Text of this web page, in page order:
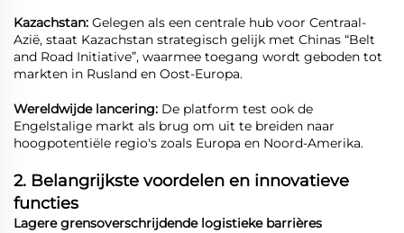
Kazachstan: Gelegen als een centrale hub voor Centraal-
Azië, staat Kazachstan strategisch gelijk met Chinas “Belt
and Road Initiative”, waarmee toegang wordt geboden tot
markten in Rusland en Oost-Europa.
Wereldwijde lancering: De platform test ook de
Engelstalige markt als brug om uit te breiden naar
hoogpotentiële regio's zoals Europa en Noord-Amerika.
2. Belangrijkste voordelen en innovatieve
functies
Lagere grensoverschrijdende logistieke barrières